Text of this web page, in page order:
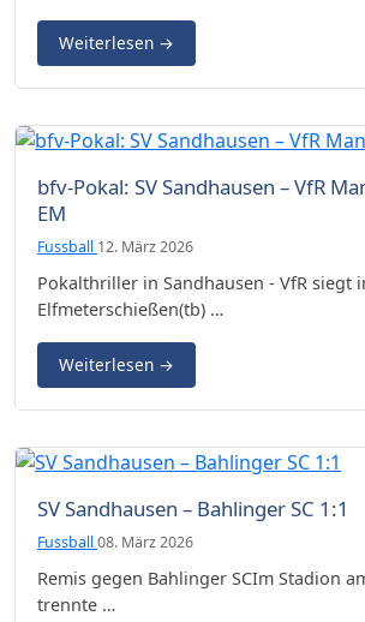
Weiterlesen →
bfv-Pokal: SV Sandhausen – VfR
EM
Fussball 12. März 2026
Pokalthriller in Sandhausen - VfR siegt
Elfmeterschießen(tb) …
Weiterlesen →
SV Sandhausen – Bahlinger SC 1:1
Fussball08. März 2026
Remis gegen Bahlinger SCIm Stadion
trennte …